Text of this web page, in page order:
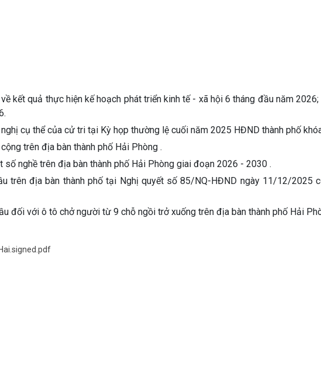
kết quả thực hiện kế hoạch phát triển kinh tế - xã hội 6 tháng đầu năm 2026;
cụ thể của cử tri tại Kỳ họp thường lệ cuối năm 2025 HĐND thành phố
trên địa bàn thành phố Hải Phòng .
nghề trên địa bàn thành phố Hải Phòng giai đoạn 2026 - 2030 .
trên địa bàn thành phố tại Nghị quyết số 85/NQ-HĐND ngày 11/12/2025
đối với ô tô chở người từ 9 chỗ ngồi trở xuống trên địa bàn thành phố Hải